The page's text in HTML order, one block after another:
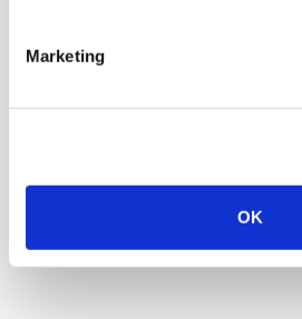
Marketing
OK
7,5K
volgers